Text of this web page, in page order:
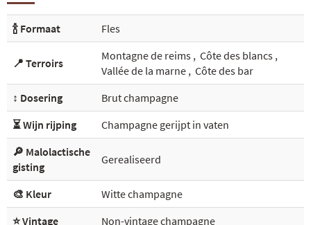
🍾 Formaat Fles
📍 Terroirs
Montagne de reims , Côte des blancs ,
Vallée de la marne , Côte des bar
↕️ Dosering
Brut champagne
⏳ Wijn rijping
Champagne gerijpt in vaten
🔎 Malolactische
gisting
Gerealiseerd
🎨 Kleur
Witte champagne
⭐ Vintage
Non-vintage champagne